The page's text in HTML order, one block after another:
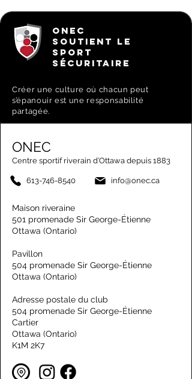
ONEC
SOUTIENT LE
SPORT
SÉCURITAIRE
Créer une culture où chacun peut
s’épanouir est une responsabilité
partagée.
ONEC
Centre sportif riverain d’Ottawa depuis 1883
613-746-8540 info@onec.ca
Maison riveraine
501 promenade Sir George-Étienne
Ottawa (Ontario)
Pavillon
504 promenade Sir George-Étienne
Ottawa (Ontario)
Adresse postale du club
504 promenade Sir George-Étienne
Cartier
Ottawa (Ontario)
K1M 2K7